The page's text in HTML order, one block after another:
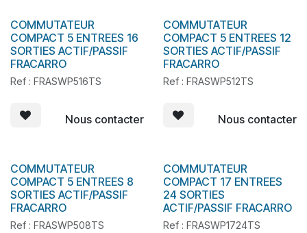
COMMUTATEUR
COMPACT 5 ENTREES 16
SORTIES ACTIF/PASSIF
FRACARRO
Ref : FRASWP516TS
Nous contacter
En stock
COMMUTATEUR
COMPACT 5 ENTREES 12
SORTIES ACTIF/PASSIF
FRACARRO
Ref : FRASWP512TS
Nous contacter
En stock
COMMUTATEUR
COMPACT 5 ENTREES 8
SORTIES ACTIF/PASSIF
FRACARRO
Ref : FRASWP508TS
COMMUTATEUR
COMPACT 17 ENTREES
24 SORTIES
ACTIF/PASSIF FRACARRO
Ref : FRASWP1724TS